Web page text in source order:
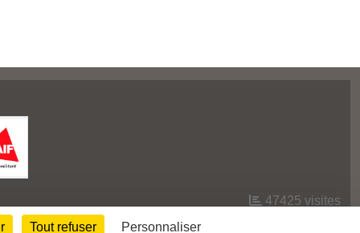
47425 visites
Tout refuser Personnaliser